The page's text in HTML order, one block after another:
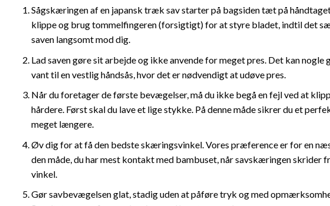
Sågskæringen af en japansk træk sav starter på bagsiden tæt på
klippe og brug tommelfingeren (forsigtigt) for at styre bladet, indtil det
saven langsomt mod dig.
Lad saven gøre sit arbejde og ikke anvende for meget pres. Det kan
vant til en vestlig håndsås, hvor det er nødvendigt at udøve pres.
Når du foretager de første bevægelser, må du ikke begå en fejl ved at
hårdere. Først skal du lave et lige stykke. På denne måde sikrer du et
meget længere.
Øv dig for at få den bedste skæringsvinkel. Vores præference er for en
den måde, du har mest kontakt med bambuset, når savskæringen skrider
vinkel.
Gør savbevægelsen glat, stadig uden at påføre tryk og med